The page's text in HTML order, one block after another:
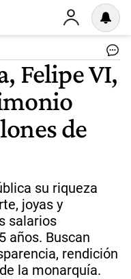
Felipe VI,
de
su riqueza
joyas y
salarios
años. Buscan
rendición
la monarquía.